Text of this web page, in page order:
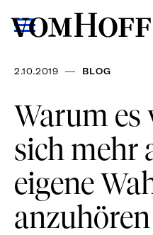
2.10.2019 — BLOG
Warum es
sich mehr
eigene
anzuhören